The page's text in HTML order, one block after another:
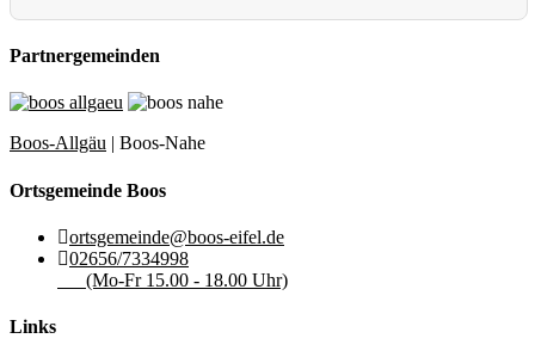
Partnergemeinden
Boos-Allgäu | Boos-Nahe
Ortsgemeinde Boos
ortsgemeinde@boos-eifel.de
02656/7334998
(Mo-Fr 15.00 - 18.00 Uhr)
Links